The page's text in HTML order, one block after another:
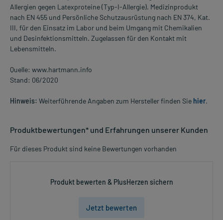
Allergien gegen Latexproteine (Typ-I-Allergie). Medizinprodukt
nach EN 455 und Persönliche Schutzausrüstung nach EN 374, Kat.
III, für den Einsatz im Labor und beim Umgang mit Chemikalien
und Desinfektionsmitteln. Zugelassen für den Kontakt mit
Lebensmitteln.
Quelle: www.hartmann.info
Stand: 06/2020
Hinweis: Weiterführende Angaben zum Hersteller finden Sie hier.
Produktbewertungen* und Erfahrungen unserer Kunden
Für dieses Produkt sind keine Bewertungen vorhanden
Produkt bewerten & PlusHerzen sichern
Jetzt bewerten